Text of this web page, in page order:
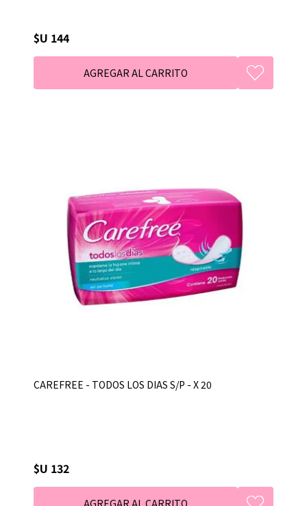
$U 144
CAREFREE - TODOS LOS DIAS S/P - X 20
$U 132